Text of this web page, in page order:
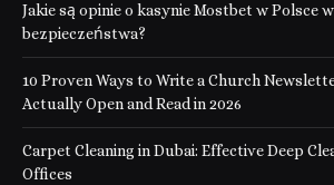
Jakie są opinie o kasynie Mostbet w Polsce
bezpieczeństwa?
10 Proven Ways to Write a Church
Actually Open and Read in 2026
Carpet Cleaning in Dubai: Effective Deep
Offices